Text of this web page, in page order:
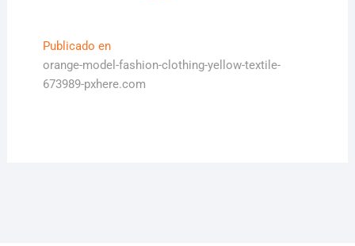
Navegación
de
Publicado en
orange-model-fashion-clothing-yellow-textile-
673989-pxhere.com